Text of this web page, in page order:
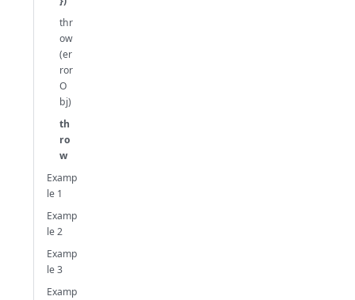
thr
ow
(er
ror
O
bj)
th
ro
w
Examp
le 1
Examp
le 2
Examp
le 3
Examp